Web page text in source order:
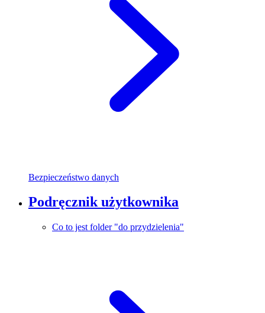
Bezpieczeństwo danych
Podręcznik użytkownika
Co to jest folder "do przydzielenia"